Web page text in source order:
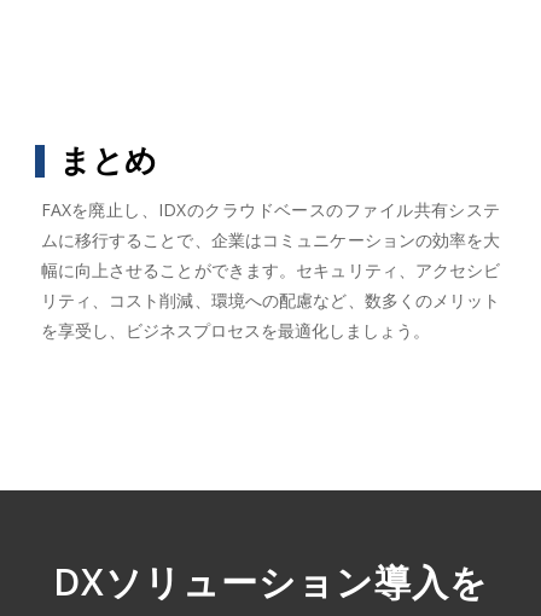
まとめ
FAXを廃止し、IDXのクラウドベースのファイル共有システ
ムに移行することで、企業はコミュニケーションの効率を大
幅に向上させることができます。セキュリティ、アクセシビ
リティ、コスト削減、環境への配慮など、数多くのメリット
を享受し、ビジネスプロセスを最適化しましょう。
DXソリューション導入を